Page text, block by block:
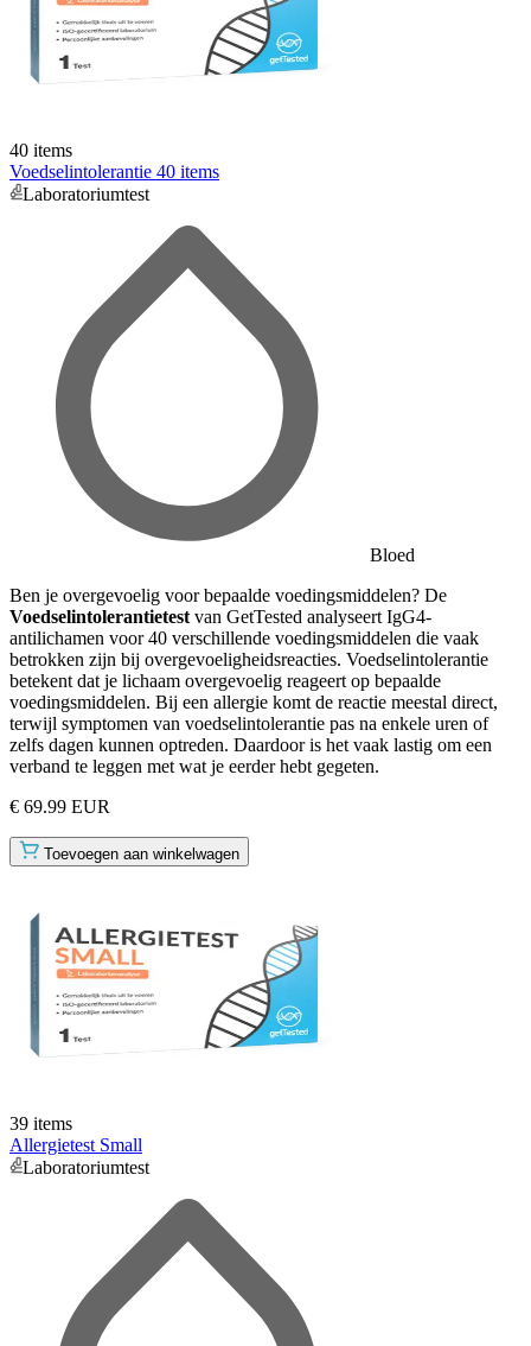
40 items
Voedselintolerantie 40 items
Laboratoriumtest
Bloed
Ben je overgevoelig voor bepaalde voedingsmiddelen? De
Voedselintolerantietest van GetTested analyseert IgG4-
antilichamen voor 40 verschillende voedingsmiddelen die vaak
betrokken zijn bij overgevoeligheidsreacties. Voedselintolerantie
betekent dat je lichaam overgevoelig reageert op bepaalde
voedingsmiddelen. Bij een allergie komt de reactie meestal direct,
terwijl symptomen van voedselintolerantie pas na enkele uren of
zelfs dagen kunnen optreden. Daardoor is het vaak lastig om een
verband te leggen met wat je eerder hebt gegeten.
€ 69.99 EUR
Toevoegen aan winkelwagen
39 items
Allergietest Small
Laboratoriumtest